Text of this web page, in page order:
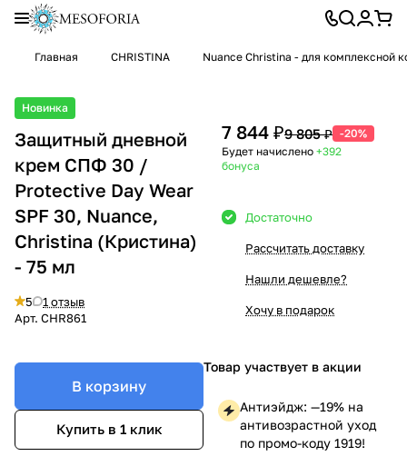
Главная CHRISTINA Nuance Christina - для комплексной
Новинка
Защитный дневной
крем СПФ 30 /
Protective Day Wear
SPF 30, Nuance,
Christina (Кристина)
- 75 мл
5
1 отзыв
Арт. CHR861
В корзину
Купить в 1 клик
7 844 ₽9 805 ₽ -20%
Будет начислено +392
бонуса
Достаточно
Рассчитать доставку
Нашли дешевле?
Хочу в подарок
Товар участвует в акции
Антиэйдж: —19% на
антивозрастной уход
по промо-коду 1919!